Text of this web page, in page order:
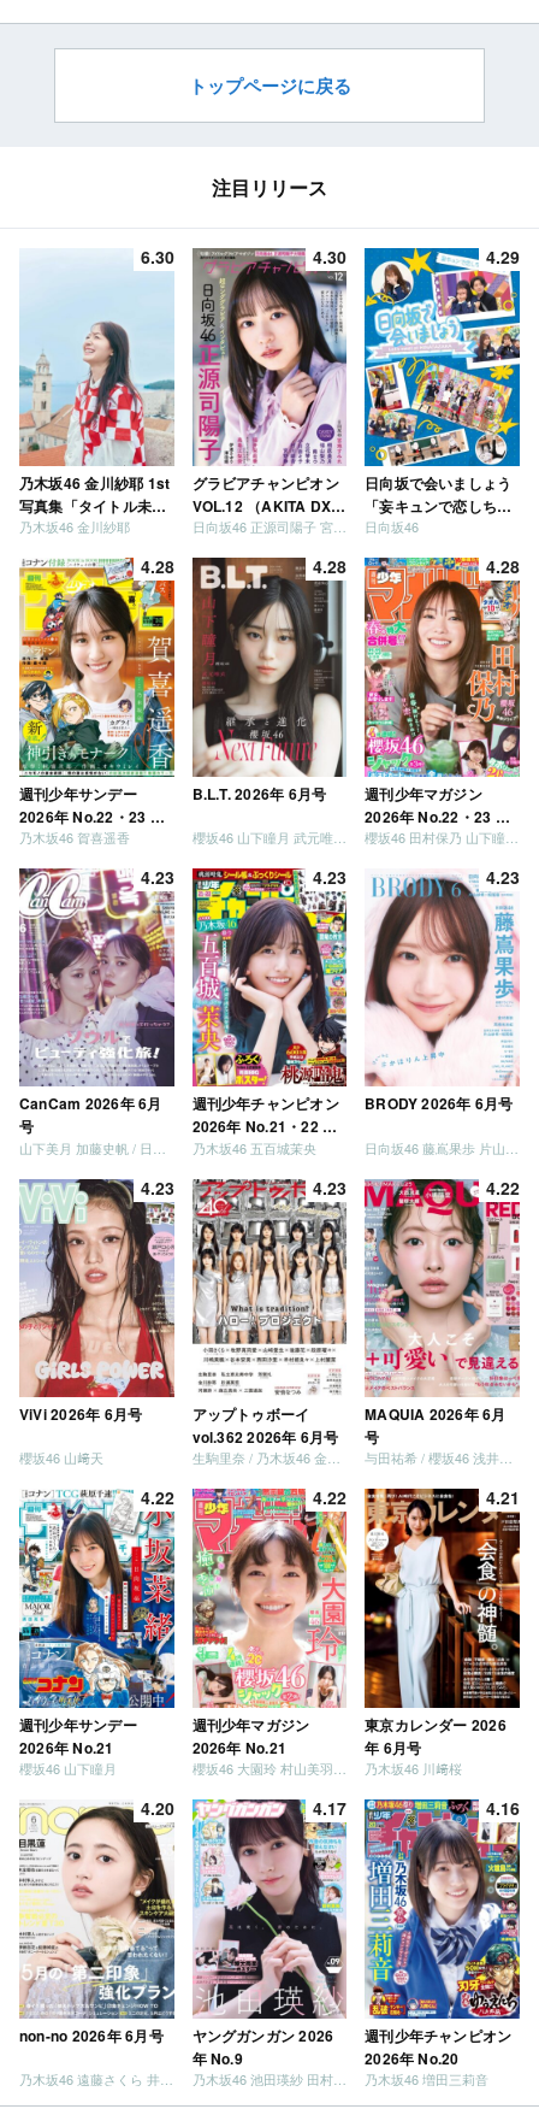
トップページに戻る
注目リリース
6.30
乃木坂46 金川紗耶 1st
写真集「タイトル未
定」
乃木坂46 金川紗耶
4.30
グラビアチャンピオン
VOL.12 （AKITA DXシ
リーズ）
日向坂46 正源司陽子 宮地すみれ
4.29
日向坂で会いましょう
「妄キュンで恋しちゃ
いましょう」「どっち
う」「ご褒美でロケし
ましょう」「フレンド
リーになりましょう」
「笑って卒業を祝いま
しょう」 [Blu-ray]
日向坂46
4.28
週刊少年サンデー
2026年 No.22・23 合
併号
乃木坂46 賀喜遥香
4.28
B.L.T. 2026年 6月号
櫻坂46 山下瞳月 武元唯衣 / 乃木坂46 海邉朱莉
4.28
週刊少年マガジン
2026年 No.22・23 合
併号
4.23
CanCam 2026年 6月
号
4.23
週刊少年チャンピオン
2026年 No.21・22 合
併号
乃木坂46 五百城茉央
4.23
BRODY 2026年 6月号
4.23
ViVi 2026年 6月号
櫻坂46 山﨑天
4.23
アップトゥボーイ
vol.362 2026年 6月号
生駒里奈 / 乃木坂46 金川紗耶 森平麗心
4.22
MAQUIA 2026年 6月
号
与田祐希 / 櫻坂46 浅井恋乃未
4.22
週刊少年サンデー
2026年 No.21
櫻坂46 山下瞳月
4.22
週刊少年マガジン
2026年 No.21
4.21
東京カレンダー 2026
年 6月号
乃木坂46 川﨑桜
4.20
non-no 2026年 6月号
4.17
ヤングガンガン 2026
年 No.9
乃木坂46 池田瑛紗 田村真佑
4.16
週刊少年チャンピオン
2026年 No.20
乃木坂46 増田三莉音